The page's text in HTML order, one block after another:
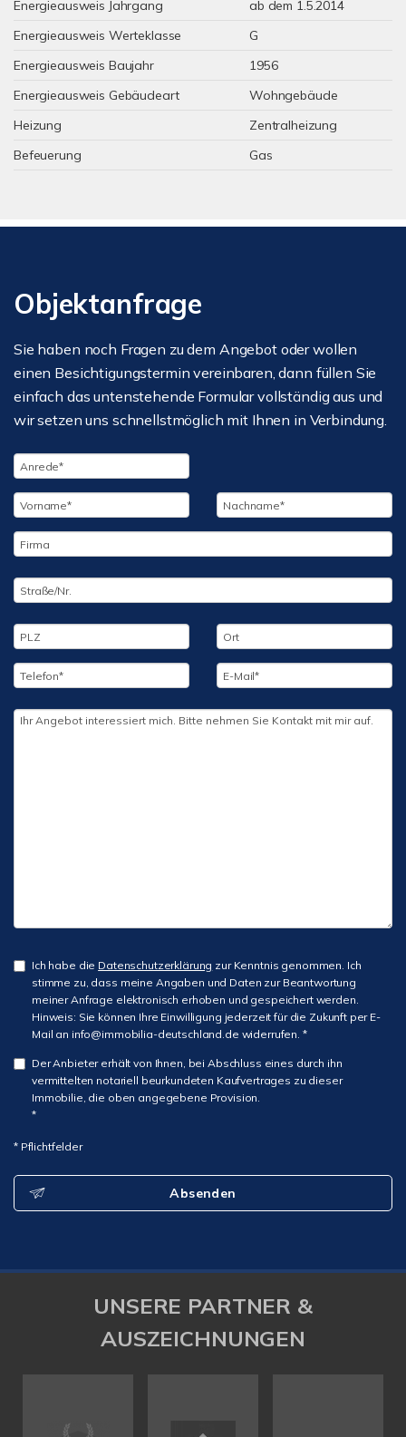
Energieausweis Jahrgang
ab dem 1.5.2014
Energieausweis Werteklasse
G
Energieausweis Baujahr
1956
Energieausweis Gebäudeart
Wohngebäude
Heizung
Zentralheizung
Befeuerung
Gas
Objektanfrage
Sie haben noch Fragen zu dem Angebot oder wollen
einen Besichtigungstermin vereinbaren, dann füllen Sie
einfach das untenstehende Formular vollständig aus und
wir setzen uns schnellstmöglich mit Ihnen in Verbindung.
Ich habe die Datenschutzerklärung zur Kenntnis genommen. Ich
stimme zu, dass meine Angaben und Daten zur Beantwortung
meiner Anfrage elektronisch erhoben und gespeichert werden.
Hinweis: Sie können Ihre Einwilligung jederzeit für die Zukunft per E-
Mail an info@immobilia-deutschland.de widerrufen. *
Der Anbieter erhält von Ihnen, bei Abschluss eines durch ihn
vermittelten notariell beurkundeten Kaufvertrages zu dieser
Immobilie, die oben angegebene Provision.
*
* Pflichtfelder
Absenden
UNSERE PARTNER &
AUSZEICHNUNGEN